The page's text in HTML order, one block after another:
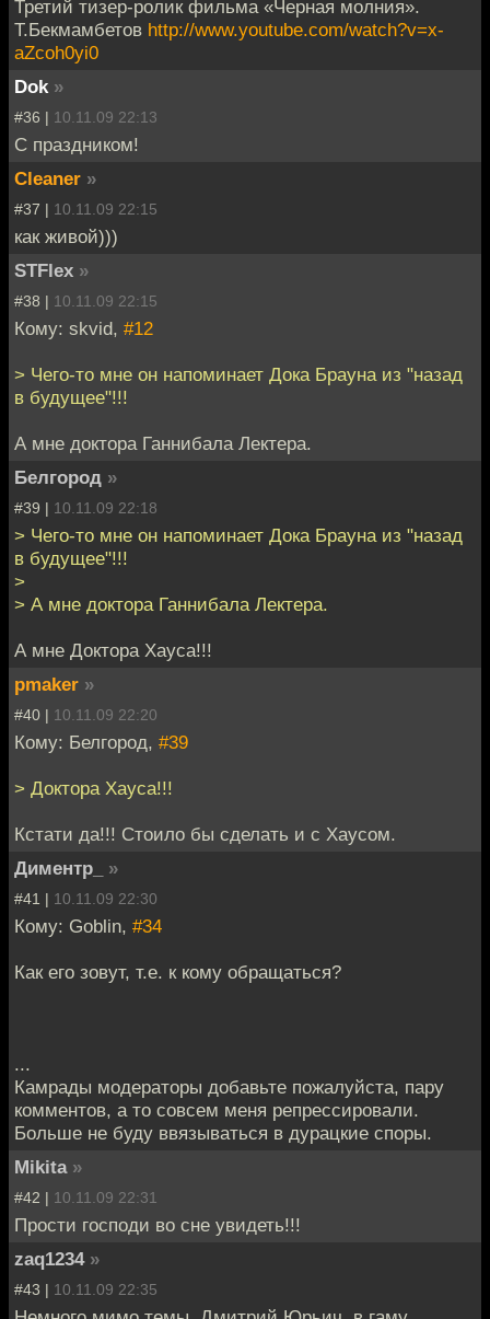
Третий тизер-ролик фильма «Черная молния».
Т.Бекмамбетов http://www.youtube.com/watch?v=x-
aZcoh0yi0
Dok »
#36 | 10.11.09 22:13
С праздником!
Cleaner »
#37 | 10.11.09 22:15
как живой)))
STFlex »
#38 | 10.11.09 22:15
Кому: skvid, #12
> Чего-то мне он напоминает Дока Брауна из "назад
в будущее"!!!
А мне доктора Ганнибала Лектера.
Белгород »
#39 | 10.11.09 22:18
> Чего-то мне он напоминает Дока Брауна из "назад
в будущее"!!!
>
> А мне доктора Ганнибала Лектера.
А мне Доктора Хауса!!!
pmaker »
#40 | 10.11.09 22:20
Кому: Белгород, #39
> Доктора Хауса!!!
Кстати да!!! Стоило бы сделать и с Хаусом.
Диментр_
»
#41 | 10.11.09 22:30
Кому: Goblin, #34
Как его зовут, т.е. к кому обращаться?
...
Камрады модераторы добавьте пожалуйста, пару
комментов, а то совсем меня репрессировали.
Больше не буду ввязываться в дурацкие споры.
Mikita »
#42 | 10.11.09 22:31
Прости господи во сне увидеть!!!
zaq1234 »
#43 | 10.11.09 22:35